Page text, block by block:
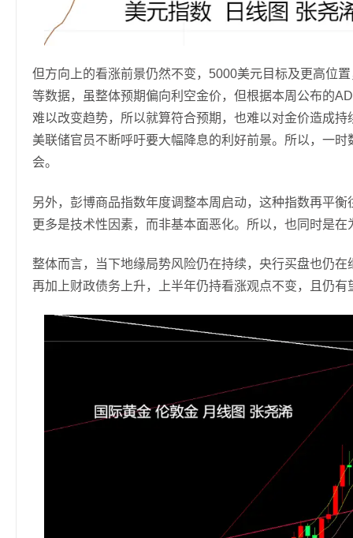
但方向上的看涨前景仍然不变，5000美元目标及更高位
等数据，虽整体预期偏向利空金价，但根据本周公布的
难以改变趋势，所以就算符合预期，也难以对金价造成
美联储官员不断呼吁要大幅降息的利好前景。所以，一
会。
另外，彭博商品指数年度调整本周启动，这种指数再平
更多是技术性因素，而非基本面恶化。所以，也同时是
整体而言，当下地缘局势风险仍在持续，央行买盘也仍
再加上财政债务上升，上半年仍持看涨观点不变，且仍